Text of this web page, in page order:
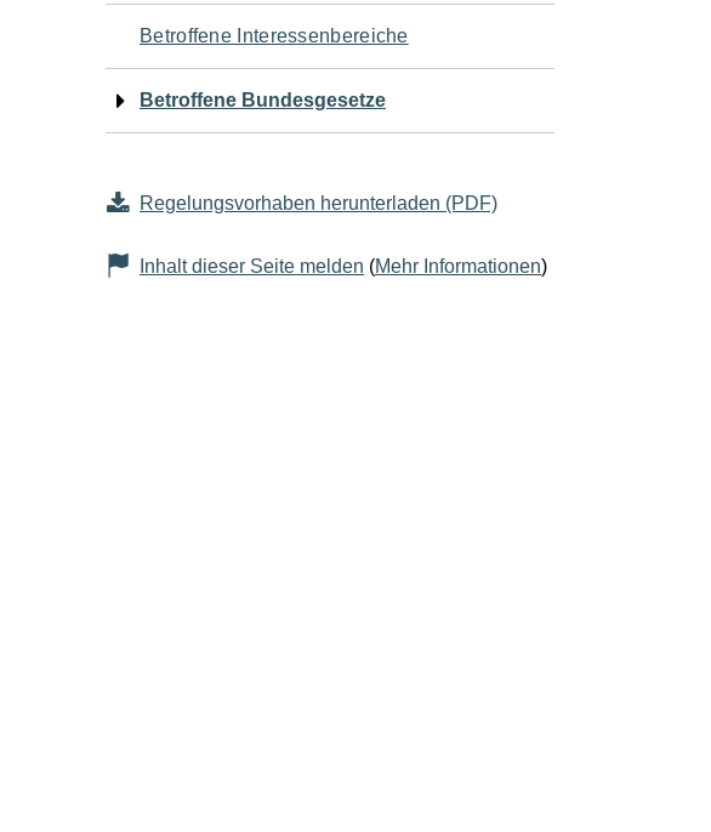
für
den
Seiteninhalt
Betroffene Interessenbereiche
Betroffene Bundesgesetze
Regelungsvorhaben herunterladen (PDF)
Inhalt dieser Seite melden (Mehr Informationen)